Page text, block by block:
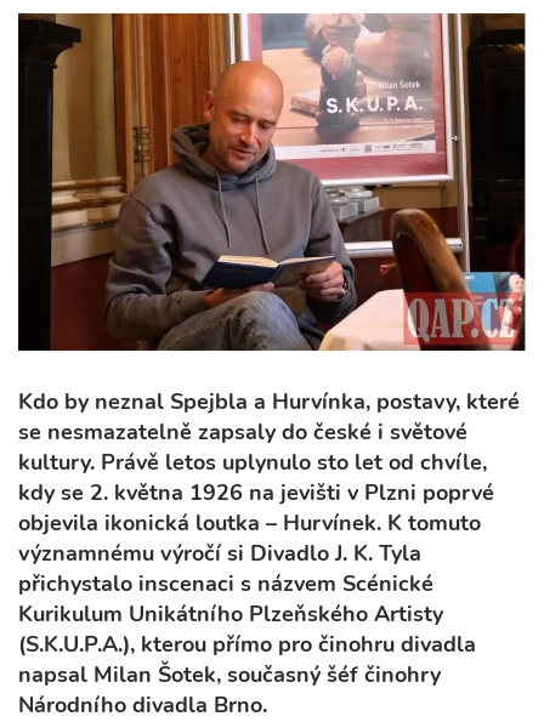
Kdo by neznal Spejbla a Hurvínka, postavy, které
se nesmazatelně zapsaly do české i světové
kultury. Právě letos uplynulo sto let od chvíle,
kdy se 2. května 1926 na jevišti v Plzni poprvé
objevila ikonická loutka – Hurvínek. K tomuto
významnému výročí si Divadlo J. K. Tyla
přichystalo inscenaci s názvem Scénické
Kurikulum Unikátního Plzeňského Artisty
(S.K.U.P.A.), kterou přímo pro činohru divadla
napsal Milan Šotek, současný šéf činohry
Národního divadla Brno.